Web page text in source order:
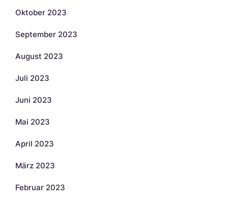
Oktober 2023
September 2023
August 2023
Juli 2023
Juni 2023
Mai 2023
April 2023
März 2023
Februar 2023